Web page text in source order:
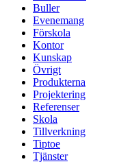
Buller
Evenemang
Förskola
Kontor
Kunskap
Övrigt
Produkterna
Projektering
Referenser
Skola
Tillverkning
Tiptoe
Tjänster